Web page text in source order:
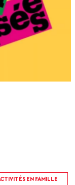
EN FAMILLE